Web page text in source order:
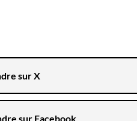
sur X
sur Facebook